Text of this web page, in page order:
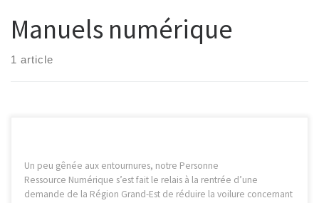
Manuels numérique
1 article
Un peu gênée aux entournures, notre Personne
Ressource Numérique s’est fait le relais à la rentrée d’une
demande de la Région Grand-Est de réduire la voilure concernant